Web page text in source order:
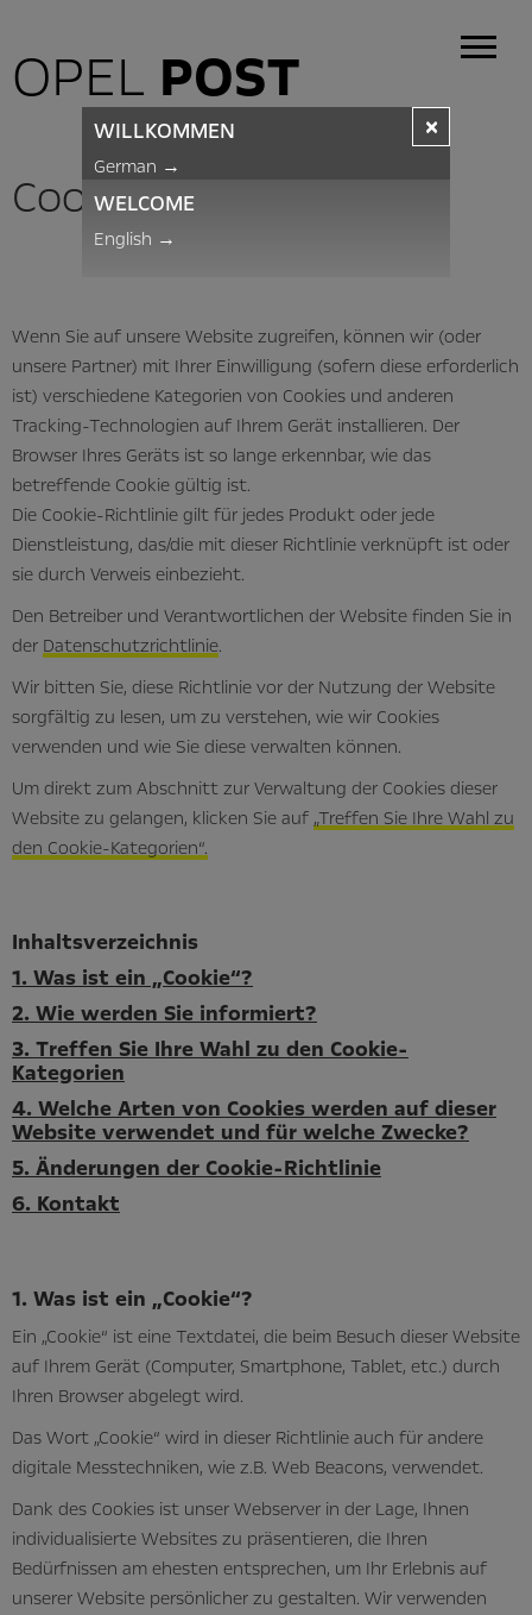
OPEL POST
Cookie-Richtlinie
Wenn Sie auf unsere Website zugreifen, können wir (oder
unsere Partner) mit Ihrer Einwilligung (sofern diese erforderlich
ist) verschiedene Kategorien von Cookies und anderen
Tracking-Technologien auf Ihrem Gerät installieren. Der
Browser Ihres Geräts ist so lange erkennbar, wie das
betreffende Cookie gültig ist.
Die Cookie-Richtlinie gilt für jedes Produkt oder jede
Dienstleistung, das/die mit dieser Richtlinie verknüpft ist oder
sie durch Verweis einbezieht.
Den Betreiber und Verantwortlichen der Website finden Sie in
der Datenschutzrichtlinie.
Wir bitten Sie, diese Richtlinie vor der Nutzung der Website
sorgfältig zu lesen, um zu verstehen, wie wir Cookies
verwenden und wie Sie diese verwalten können.
Um direkt zum Abschnitt zur Verwaltung der Cookies dieser
Website zu gelangen, klicken Sie auf „Treffen Sie Ihre Wahl zu
den Cookie-Kategorien“.
Inhaltsverzeichnis
1. Was ist ein „Cookie“?
2. Wie werden Sie informiert?
3. Treffen Sie Ihre Wahl zu den Cookie-
Kategorien
4. Welche Arten von Cookies werden auf dieser
Website verwendet und für welche Zwecke?
5. Änderungen der Cookie-Richtlinie
6. Kontakt
1. Was ist ein „Cookie“?
Ein „Cookie“ ist eine Textdatei, die beim Besuch dieser Website
auf Ihrem Gerät (Computer, Smartphone, Tablet, etc.) durch
Ihren Browser abgelegt wird.
Das Wort „Cookie“ wird in dieser Richtlinie auch für andere
digitale Messtechniken, wie z.B. Web Beacons, verwendet.
Dank des Cookies ist unser Webserver in der Lage, Ihnen
individualisierte Websites zu präsentieren, die Ihren
Bedürfnissen am ehesten entsprechen, um Ihr Erlebnis auf
unserer Website persönlicher zu gestalten. Wir verwenden
×
WILLKOMMEN
German →
WELCOME
English →